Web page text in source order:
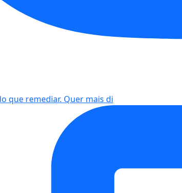
que remediar. Quer mais di